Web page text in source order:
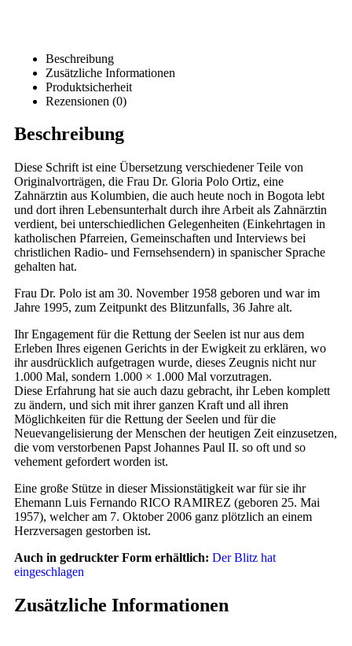
Beschreibung
Zusätzliche Informationen
Produktsicherheit
Rezensionen (0)
Beschreibung
Diese Schrift ist eine Übersetzung verschiedener Teile von
Originalvorträgen, die Frau Dr. Gloria Polo Ortiz, eine
Zahnärztin aus Kolumbien, die auch heute noch in Bogota lebt
und dort ihren Lebensunterhalt durch ihre Arbeit als Zahnärztin
verdient, bei unterschiedlichen Gelegenheiten (Einkehrtagen in
katholischen Pfarreien, Gemeinschaften und Interviews bei
christlichen Radio- und Fernsehsendern) in spanischer Sprache
gehalten hat.
Frau Dr. Polo ist am 30. November 1958 geboren und war im
Jahre 1995, zum Zeitpunkt des Blitzunfalls, 36 Jahre alt.
Ihr Engagement für die Rettung der Seelen ist nur aus dem
Erleben Ihres eigenen Gerichts in der Ewigkeit zu erklären, wo
ihr ausdrücklich aufgetragen wurde, dieses Zeugnis nicht nur
1.000 Mal, sondern 1.000 × 1.000 Mal vorzutragen.
Diese Erfahrung hat sie auch dazu gebracht, ihr Leben komplett
zu ändern, und sich mit ihrer ganzen Kraft und all ihren
Möglichkeiten für die Rettung der Seelen und für die
Neuevangelisierung der Menschen der heutigen Zeit einzusetzen,
die vom verstorbenen Papst Johannes Paul II. so oft und so
vehement gefordert worden ist.
Eine große Stütze in dieser Missionstätigkeit war für sie ihr
Ehemann Luis Fernando RICO RAMIREZ (geboren 25. Mai
1957), welcher am 7. Oktober 2006 ganz plötzlich an einem
Herzversagen gestorben ist.
Auch in gedruckter Form erhältlich: Der Blitz hat
eingeschlagen
Zusätzliche Informationen